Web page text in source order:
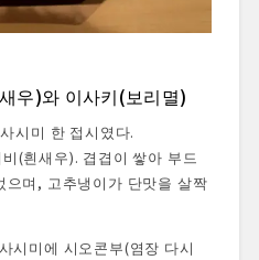
우)와 이사키(보리멸)
시미 한 접시였다.
(흰새우). 겹겹이 쌓아 부드
으며, 고추냉이가 단맛을 살짝
시미에 시오콘부(염장 다시